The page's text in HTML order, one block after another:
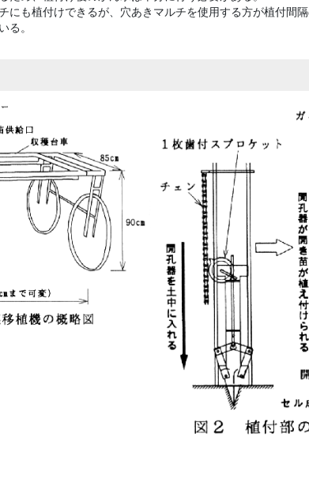
にも植付けできるが、穴あきマルチを使用する方が植付間
る。